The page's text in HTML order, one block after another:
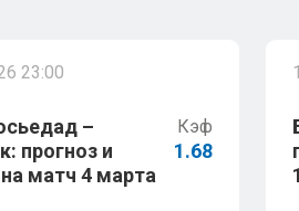
23:00
–
прогноз и
матч 4 марта
Кэф
1.68